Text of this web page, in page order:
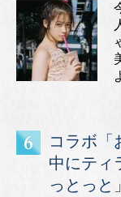
コラボ「
中にティ
っとっと